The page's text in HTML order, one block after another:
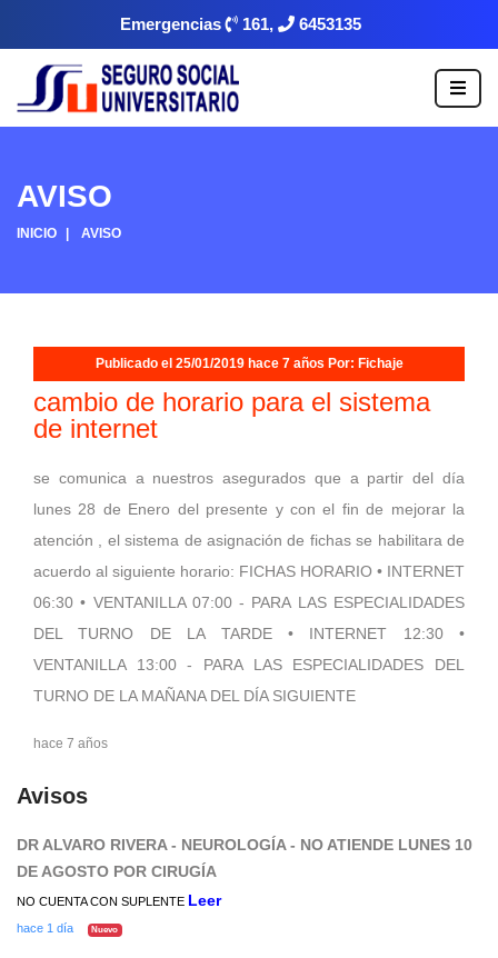
Emergencias 161, 6453135
AVISO
INICIO AVISO
Publicado el 25/01/2019 hace 7 años Por: Fichaje
cambio de horario para el sistema
de internet
se comunica a nuestros asegurados que a partir del día
lunes 28 de Enero del presente y con el fin de mejorar la
atención , el sistema de asignación de fichas se habilitara de
acuerdo al siguiente horario: FICHAS HORARIO • INTERNET
06:30 • VENTANILLA 07:00 - PARA LAS ESPECIALIDADES
DEL TURNO DE LA TARDE • INTERNET 12:30 •
VENTANILLA 13:00 - PARA LAS ESPECIALIDADES DEL
TURNO DE LA MAÑANA DEL DÍA SIGUIENTE
hace 7 años
Avisos
DR ALVARO RIVERA - NEUROLOGÍA - NO ATIENDE LUNES 10
DE AGOSTO POR CIRUGÍA
NO CUENTA CON SUPLENTE Leer
hace 1 día Nuevo